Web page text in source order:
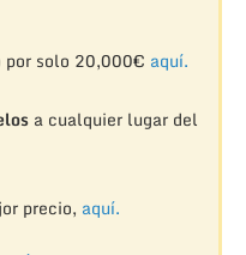
por solo 20,000€ aquí.
a cualquier lugar del
precio, aquí.